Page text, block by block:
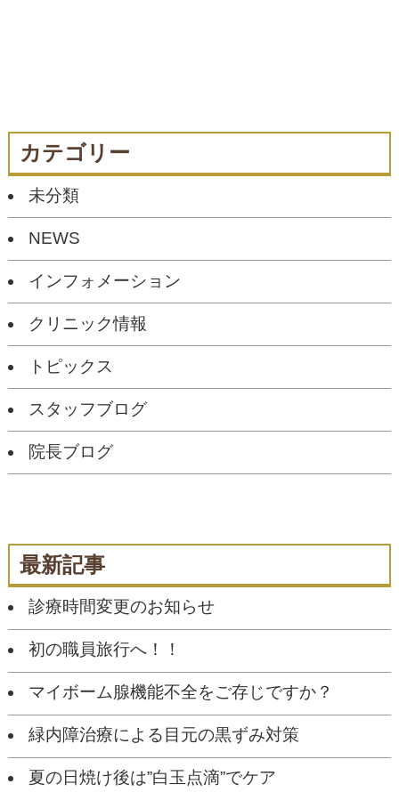
カテゴリー
未分類
NEWS
インフォメーション
クリニック情報
トピックス
スタッフブログ
院長ブログ
最新記事
診療時間変更のお知らせ
初の職員旅行へ！！
マイボーム腺機能不全をご存じですか？
緑内障治療による目元の黒ずみ対策
夏の日焼け後は”白玉点滴”でケア